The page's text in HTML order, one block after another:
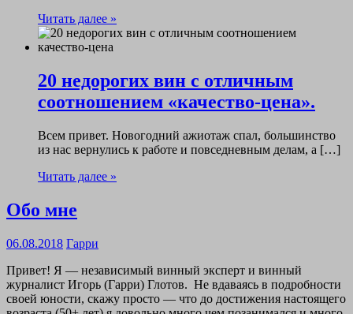
Читать далее »
20 недорогих вин с отличным
соотношением «качество-цена».
Всем привет. Новогодний ажиотаж спал, большинство
из нас вернулись к работе и повседневным делам, а […]
Читать далее »
Обо мне
06.08.2018 Гарри
Привет! Я — независимый винный эксперт и винный
журналист Игорь (Гарри) Глотов. Не вдаваясь в подробности
своей юности, скажу просто — что до достижения настоящего